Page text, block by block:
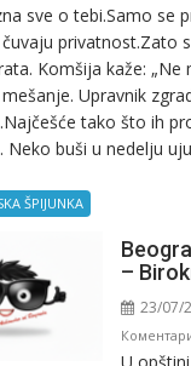
sve o tebi.Samo se
privatnost.Zato
Komšija kaže: „Ne
Upravnik
tako što ih
Neko buši u nedelju
ŠPIJUNKA
–
23/07/
U